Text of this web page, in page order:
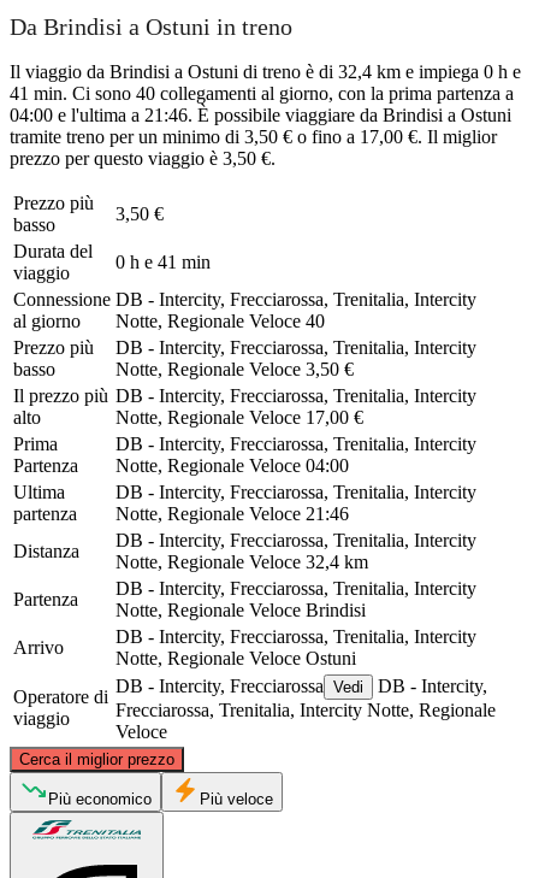
Da Brindisi a Ostuni in treno
Il viaggio da Brindisi a Ostuni di treno è di 32,4 km e impiega 0 h e
41 min. Ci sono 40 collegamenti al giorno, con la prima partenza a
04:00 e l'ultima a 21:46. È possibile viaggiare da Brindisi a Ostuni
tramite treno per un minimo di 3,50 € o fino a 17,00 €. Il miglior
prezzo per questo viaggio è 3,50 €.
Prezzo più
basso
3,50 €
Durata del
viaggio
0 h e 41 min
Connessione
al giorno
DB - Intercity, Frecciarossa, Trenitalia, Intercity
Notte, Regionale Veloce 40
Prezzo più
basso
DB - Intercity, Frecciarossa, Trenitalia, Intercity
Notte, Regionale Veloce 3,50 €
Il prezzo più
alto
DB - Intercity, Frecciarossa, Trenitalia, Intercity
Notte, Regionale Veloce 17,00 €
Prima
Partenza
DB - Intercity, Frecciarossa, Trenitalia, Intercity
Notte, Regionale Veloce 04:00
Ultima
partenza
DB - Intercity, Frecciarossa, Trenitalia, Intercity
Notte, Regionale Veloce 21:46
Distanza
DB - Intercity, Frecciarossa, Trenitalia, Intercity
Notte, Regionale Veloce 32,4 km
Partenza
DB - Intercity, Frecciarossa, Trenitalia, Intercity
Notte, Regionale Veloce Brindisi
Arrivo
DB - Intercity, Frecciarossa, Trenitalia, Intercity
Notte, Regionale Veloce Ostuni
Operatore di
viaggio
DB - Intercity, Frecciarossa Vedi
DB - Intercity,
Frecciarossa, Trenitalia, Intercity Notte, Regionale
Veloce
Cerca il miglior prezzo
Ostuni
Più economico Più veloce